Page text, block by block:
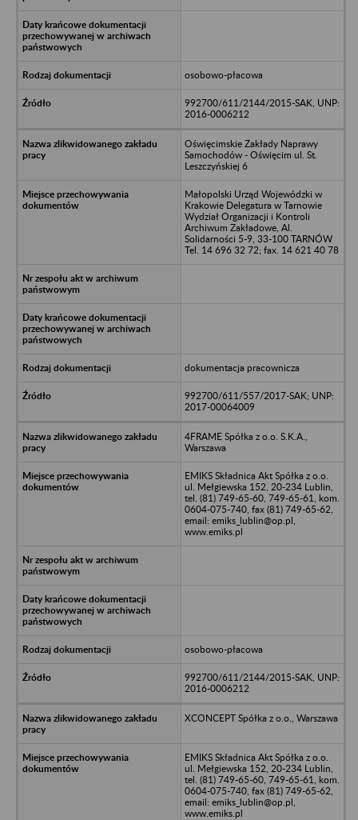
osobowo-płacowa
992700/611/2144/2015-SAK, UNP:
2016-0006212
Oświęcimskie Zakłady Naprawy
Samochodów - Oświęcim ul. St.
Leszczyńskiej 6
Małopolski Urząd Wojewódzki w
Krakowie Delegatura w Tarnowie
Wydział Organizacji i Kontroli
Archiwum Zakładowe, Al.
Solidarności 5-9, 33-100 TARNÓW
Tel. 14 696 32 72; fax. 14 621 40 78
dokumentacja pracownicza
992700/611/557/2017-SAK; UNP:
2017-00064009
4FRAME Spółka z o.o. S.K.A.,
Warszawa
EMIKS Składnica Akt Spółka z o.o.
ul. Mełgiewska 152, 20-234 Lublin,
tel. (81) 749-65-60, 749-65-61, kom.
0604-075-740, fax (81) 749-65-62,
email: emiks_lublin@op.pl,
www.emiks.pl
osobowo-płacowa
992700/611/2144/2015-SAK, UNP:
2016-0006212
XCONCEPT Spółka z o.o., Warszawa
EMIKS Składnica Akt Spółka z o.o.
ul. Mełgiewska 152, 20-234 Lublin,
tel. (81) 749-65-60, 749-65-61, kom.
0604-075-740, fax (81) 749-65-62,
email: emiks_lublin@op.pl,
www.emiks.pl